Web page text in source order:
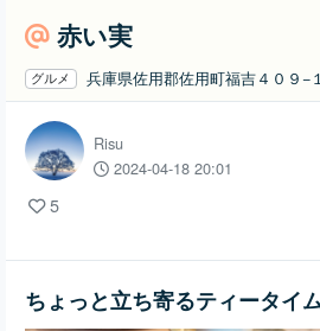
赤い実
グルメ 兵庫県佐用郡佐用町福吉４０９−
Risu
2024-04-18 20:01
5
ちょっと立ち寄るティータイ